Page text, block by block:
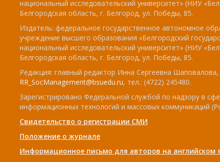
национальный исследовательский университет» (НИУ
Белгородская область, г. Белгород, ул. Победы, 85.
Издатель: федеральное государственное автономное
учреждение высшего образования «Белгородский
национальный исследовательский университет» (НИУ
Белгородская область, г. Белгород, ул. Победы, 85.
Редакция: главный редактор Инна Сергеевна
RR_SocManagement@bsuedu.ru, тел.: (4722) 245480.
Зарегистрировано Федеральной службой по надзору в
информационных технологий и массовых коммуникаций
Свидетельство о регистрации СМИ
Положение о журнале
Информационное письмо для авторов на английском